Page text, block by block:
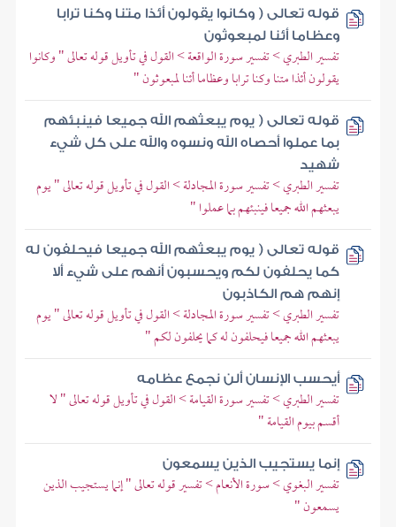
قوله تعالى ( وكانوا يقولون أئذا متنا وكنا ترابا
وعظاما أئنا لمبعوثون
تفسير الطبري > تفسير سورة الواقعة > القول في تأويل قوله تعالى " وكانوا
يقولون أئذا متنا وكنا ترابا وعظاما أئنا لمبعوثون "
قوله تعالى ( يوم يبعثهم الله جميعا فينبئهم
بما عملوا أحصاه الله ونسوه والله على كل شيء
شهيد
تفسير الطبري > تفسير سورة المجادلة > القول في تأويل قوله تعالى " يوم
يبعثهم الله جميعا فينبئهم بما عملوا "
قوله تعالى ( يوم يبعثهم الله جميعا فيحلفون له
كما يحلفون لكم ويحسبون أنهم على شيء ألا
إنهم هم الكاذبون
تفسير الطبري > تفسير سورة المجادلة > القول في تأويل قوله تعالى " يوم
يبعثهم الله جميعا فيحلفون له كما يحلفون لكم "
أيحسب الإنسان ألن نجمع عظامه
تفسير الطبري > تفسير سورة القيامة > القول في تأويل قوله تعالى " لا
أقسم بيوم القيامة "
إنما يستجيب الذين يسمعون
تفسير البغوي > سورة الأنعام > تفسير قوله تعالى " إنما يستجيب الذين
يسمعون "